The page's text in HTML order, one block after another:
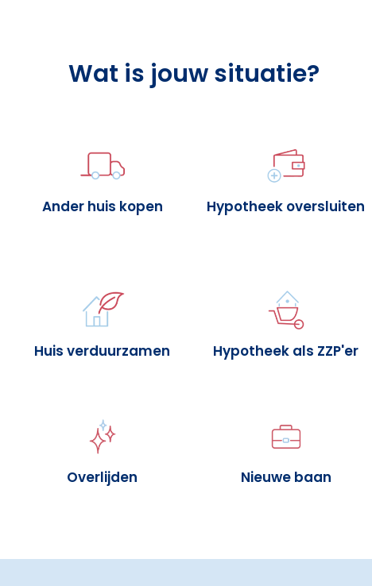
Wat is jouw situatie?
Ander huis kopen Hypotheek oversluiten
Huis verduurzamen Hypotheek als ZZP'er
Overlijden Nieuwe baan